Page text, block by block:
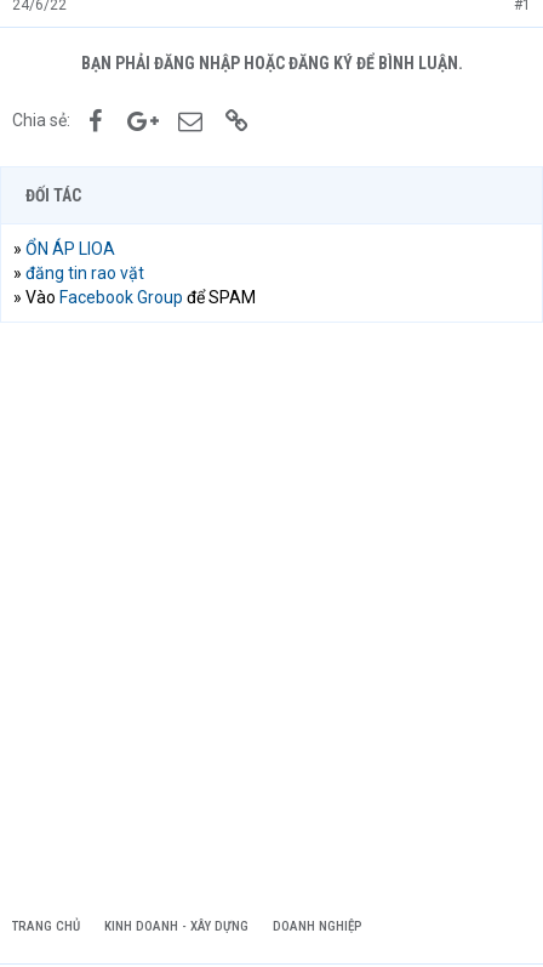
24/6/22 #1
BẠN PHẢI ĐĂNG NHẬP HOẶC ĐĂNG KÝ ĐỂ BÌNH LUẬN.
Chia sẻ: FacebookGoogle+Email
ĐỐI TÁC
» ỔN ÁP LIOA
» đăng tin rao vặt
» Vào Facebook Group để SPAM
TRANG CHỦ KINH DOANH - XÂY DỰNG DOANH NGHIỆP